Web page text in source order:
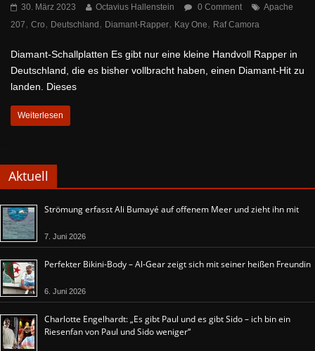
30. März 2023 Octavius Hallenstein 0 Comment
Apache
207, Cro, Deutschland , Diamant-Rapper, Kay One, Raf Camora
Diamant-Schallplatten Es gibt nur eine kleine Handvoll Rapper in
Deutschland, die es bisher vollbracht haben, einen Diamant-Hit zu
landen. Dieses
Weiterlesen
Aktuell
Strömung erfasst Ali Bumayé auf offenem Meer und zieht ihn mit
7. Juni 2026
Perfekter Bikini-Body – Al-Gear zeigt sich mit seiner heißen Freundin
6. Juni 2026
Charlotte Engelhardt: „Es gibt Paul und es gibt Sido – ich bin ein
Riesenfan von Paul und Sido weniger“